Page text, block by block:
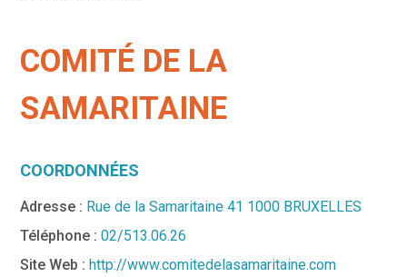
COMITÉ DE LA
SAMARITAINE
COORDONNÉES
Adresse : Rue de la Samaritaine 41 1000 BRUXELLES
Téléphone :02/513.06.26
Site Web : http://www.comitedelasamaritaine.com